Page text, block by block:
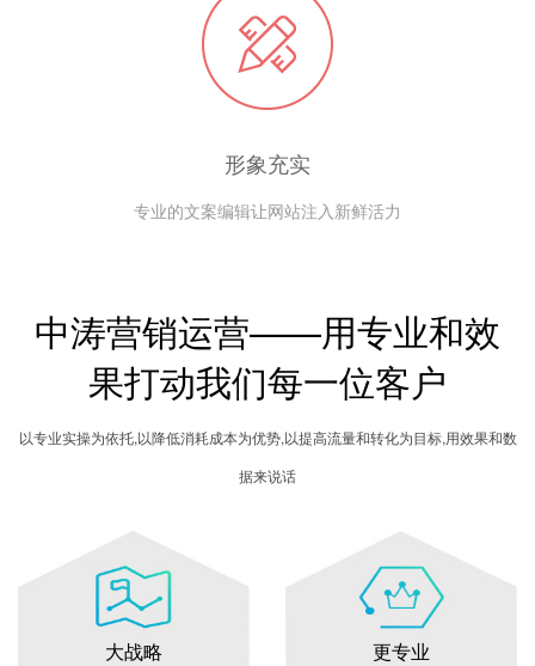
形象充实
专业的文案编辑让网站注入新鲜活力
中涛营销运营——用专业和效
果打动我们每一位客户
以专业实操为依托,以降低消耗成本为优势,以提高流量和转化为目标,用效果和数
据来说话
大战略 更专业